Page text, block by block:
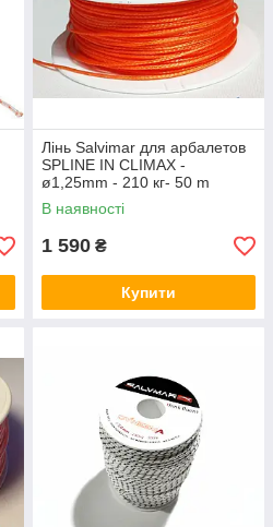
Лінь Salvimar для арбалетов
SPLINE IN CLIMAX -
ø1,25mm - 210 кг- 50 m
помаранчевий (400317)
В наявності
1 590 ₴
Купити